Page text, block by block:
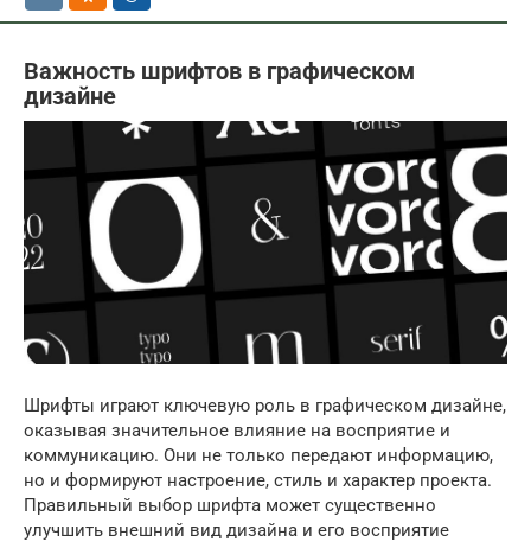
Важность шрифтов в графическом
дизайне
Шрифты играют ключевую роль в графическом дизайне,
оказывая значительное влияние на восприятие и
коммуникацию. Они не только передают информацию,
но и формируют настроение, стиль и характер проекта.
Правильный выбор шрифта может существенно
улучшить внешний вид дизайна и его восприятие